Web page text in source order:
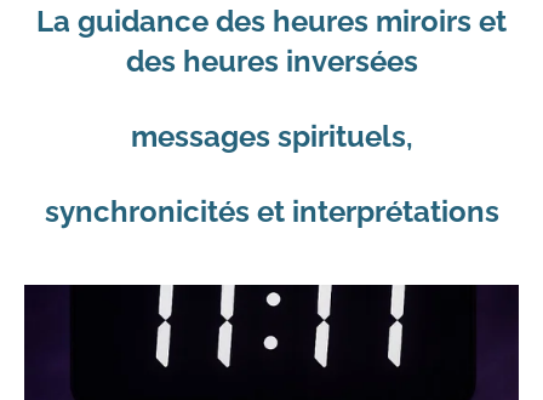
La guidance des heures miroirs et
des heures inversées
messages spirituels,
synchronicités et interprétations